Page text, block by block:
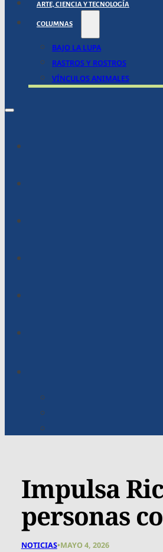
ARTE, CIENCIA Y TECNOLOGÍA
COLUMNAS
BAJO LA LUPA
RASTROS Y ROSTROS
VÍNCULOS ANIMALES
Impulsa
personas
NOTICIAS•MAYO 4, 2026